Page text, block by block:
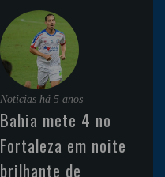
Noticias há 5 anos
Bahia mete 4 no
Fortaleza em noite
brilhante de